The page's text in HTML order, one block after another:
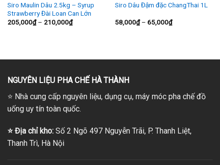
Siro Maulin Dâu 2.5kg – Syrup
Strawberry Đài Loan Can Lớn
205,000₫ – 210,000₫Khoảng
giá:
Siro Dâu Đậm đặc ChangThai 1L
58,000₫ – 65,000₫Khoảng
giá:
NGUYÊN LIỆU PHA CHẾ HÀ THÀNH
⭐ Nhà cung cấp nguyên liệu, dụng cụ, máy móc pha chế đồ
uống uy tín toàn quốc.
⭐Địa chỉ kho: Số 2 Ngõ 497 Nguyễn Trãi, P. Thanh Liệt,
Thanh Trì, Hà Nội